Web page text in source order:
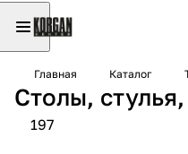
Главная Каталог
Столы,
197